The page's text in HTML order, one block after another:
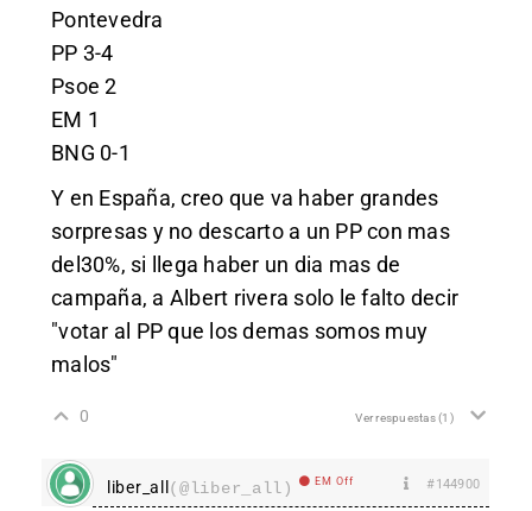
Pontevedra
PP 3-4
Psoe 2
EM 1
BNG 0-1
Y en España, creo que va haber grandes
sorpresas y no descarto a un PP con mas
del30%, si llega haber un dia mas de
campaña, a Albert rivera solo le falto decir
"votar al PP que los demas somos muy
malos"
0 Ver respuestas(1)
liber_all(@liber_all) EM Off #144900